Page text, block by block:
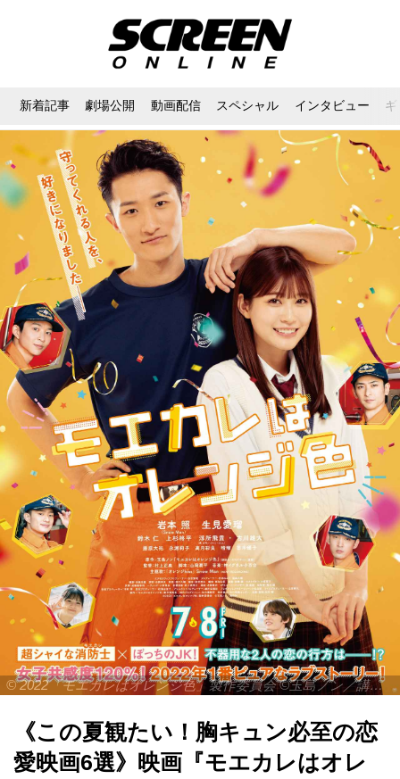
新着記事 劇場公開 動画配信 スペシャル インタビュー
© 2022「モエカレはオレンジ色」製作委員会 ©玉島ノン／講談社
《この夏観たい！胸キュン必至の恋
愛映画6選》映画『モエカレはオレ